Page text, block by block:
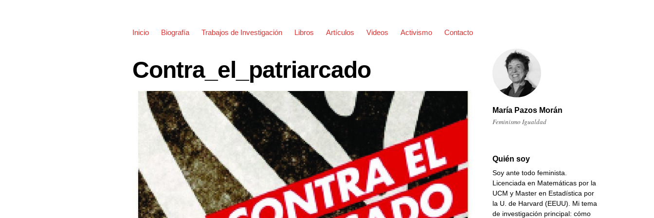
María Pazos Morán
Feminismo Igualdad
Inicio Biografía Trabajos de Investigación Libros Artículos Videos Activismo Contacto
Contra_el_patriarcado
Quién soy
Soy ante todo feminista.
Licenciada en Matemáticas por la
UCM y Master en Estadística por
la U. de Harvard (EEUU). Mi tema
de investigación principal: cómo